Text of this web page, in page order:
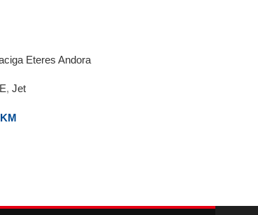
Eteres Andora
, Jet
KM